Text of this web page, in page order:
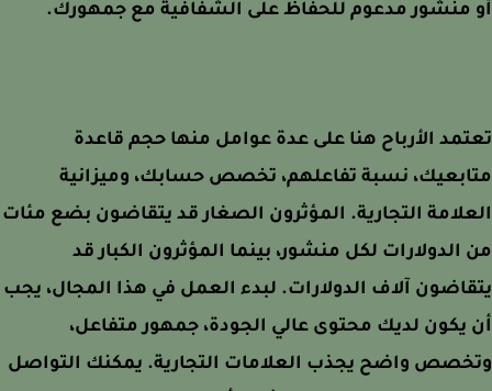
منشور مدعوم للحفاظ على الشفافية مع جمهورك.
الأرباح هنا على عدة عوامل منها حجم قاعدة
نسبة تفاعلهم، تخصص حسابك، وميزانية
التجارية. المؤثرون الصغار قد يتقاضون بضع مئات
الدولارات لكل منشور، بينما المؤثرون الكبار قد
آلاف الدولارات. لبدء العمل في هذا المجال، يجب
يكون لديك محتوى عالي الجودة، جمهور متفاعل،
واضح يجذب العلامات التجارية. يمكنك التواصل